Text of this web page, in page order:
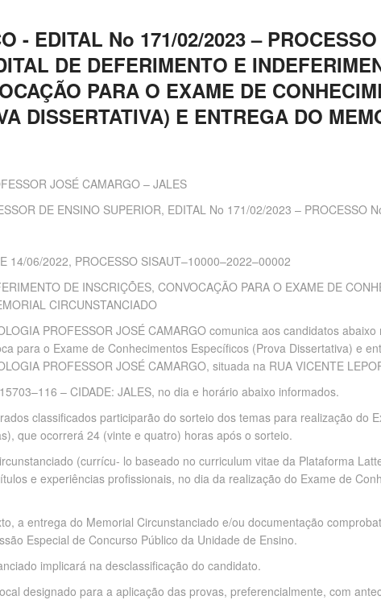
- EDITAL No 171/02/2023 –
DE DEFERIMENTO E
PARA O EXAME DE
DISSERTATIVA) E ENTREGA DO
JOSÉ CAMARGO – JALES
DE ENSINO SUPERIOR, EDITAL No 171/02/2023 – PROCESSO
14/06/2022, PROCESSO SISAUT–10000–2022–00002
DE INSCRIÇÕES, CONVOCAÇÃO PARA O EXAME DE
CIRCUNSTANCIADO
PROFESSOR JOSÉ CAMARGO comunica aos candidatos
para o Exame de Conhecimentos Específicos (Prova Dissertativa) e
PROFESSOR JOSÉ CAMARGO, situada na RUA VICENTE
– CIDADE: JALES, no dia e horário abaixo informados.
classificados participarão do sorteio dos temas para realização do
que ocorrerá 24 (vinte e quatro) horas após o sorteio.
(currícu- lo baseado no curriculum vitae da Plataforma
e experiências profissionais, no dia da realização do Exame de
a entrega do Memorial Circunstanciado e/ou documentação
Especial de Concurso Público da Unidade de Ensino.
implicará na desclassificação do candidato.
designado para a aplicação das provas, preferencialmente, com